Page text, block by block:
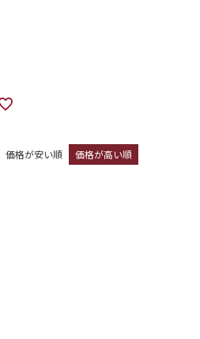
価格が安い順 価格が高い順